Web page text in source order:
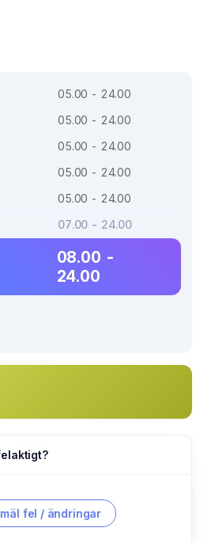
05.00 - 24.00
05.00 - 24.00
05.00 - 24.00
05.00 - 24.00
05.00 - 24.00
07.00 - 24.00
08.00 -
24.00
fel / ändringar